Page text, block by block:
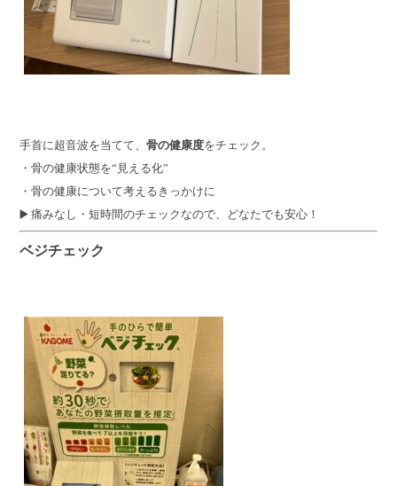
手首に超音波を当てて、骨の健康度をチェック。
・骨の健康状態を“見える化”
・骨の健康について考えるきっかけに
▶️ 痛みなし・短時間のチェックなので、どなたでも安心！
ベジチェック